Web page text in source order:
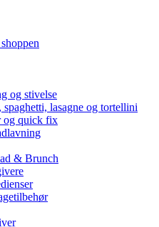
og stivelse
spaghetti, lasagne og tortellini
og quick fix
& Brunch